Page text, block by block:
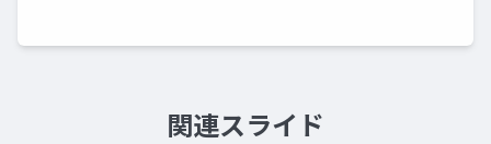
関連スライド